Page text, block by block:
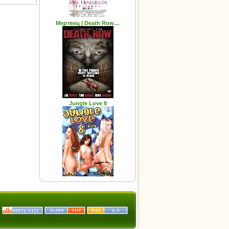
Мертвец | Death Row…
Jungle Love 8